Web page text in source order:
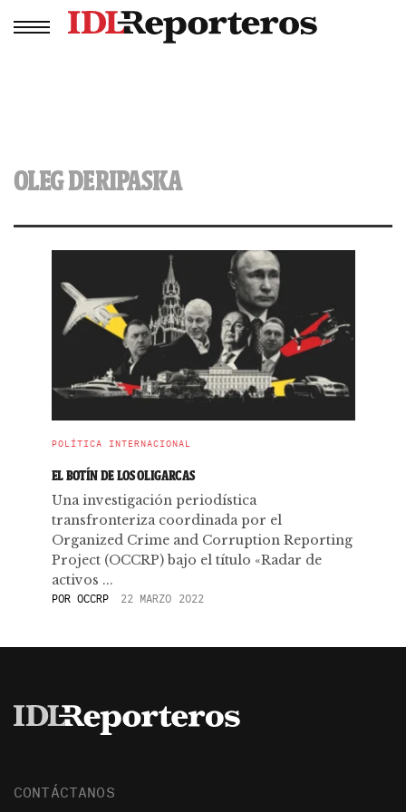
OLEG DERIPASKA
POLÍTICA INTERNACIONAL
EL BOTÍN DE LOS OLIGARCAS
Una investigación periodística
transfronteriza coordinada por el
Organized Crime and Corruption Reporting
Project (OCCRP) bajo el título «Radar de
activos ...
POROCCRP 22 MARZO 2022
CONTÁCTANOS